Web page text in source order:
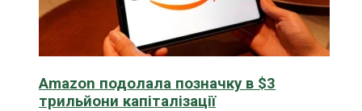
Amazon подолала позначку в $3
трильйони капіталізації